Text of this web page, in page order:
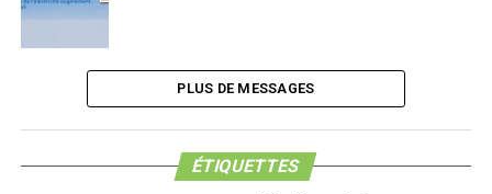
PLUS DE MESSAGES
ÉTIQUETTES